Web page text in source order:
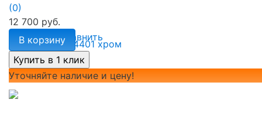
избранное сравнить
(0)
12 700 руб.
В корзину
Уточняйте наличие и цену!